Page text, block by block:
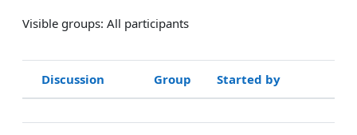
Visible groups: All participants
Status
Discussion Group Started by